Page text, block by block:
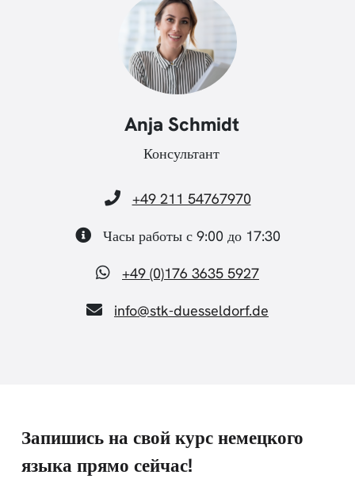
Anja Schmidt
Консультант
+49 211 54767970
Часы работы с 9:00 до 17:30
+49 (0)176 3635 5927
info@stk-duesseldorf.de
Запишись на свой курс немецкого
языка прямо сейчас!